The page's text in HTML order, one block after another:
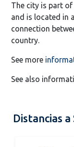
The city is part
and is located in
connection
country.
See more
See also
Distancias a